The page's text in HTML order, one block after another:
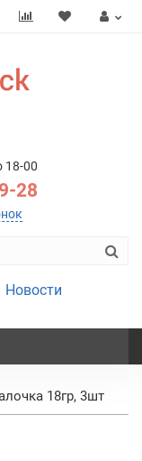
18-00
28
Новости
18гр, 3шт